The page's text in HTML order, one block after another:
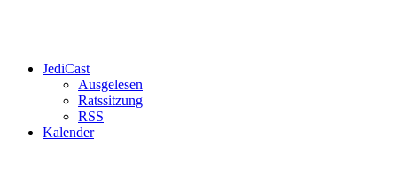
JediCast
Ausgelesen
Ratssitzung
RSS
Kalender